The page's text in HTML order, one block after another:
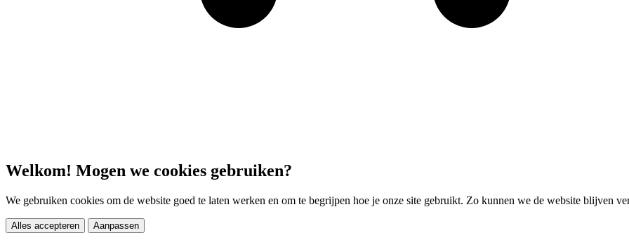
Welkom! Mogen we cookies gebruiken?
We gebruiken cookies om de website goed te laten werken en om te begrijpen hoe je onze site gebruikt. Zo kunnen we de website blijven
Alles accepteren Aanpassen